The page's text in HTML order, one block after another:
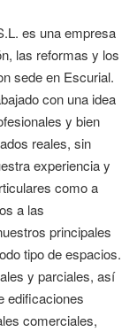
es una empresa
las reformas y los
sede en Escurial.
con una idea
y bien
reales, sin
experiencia y
como a
a las
principales
tipo de espacios.
y parciales, así
edificaciones
comerciales,